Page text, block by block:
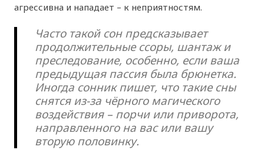
агрессивна и нападает – к неприятностям.
Часто такой сон предсказывает
продолжительные ссоры, шантаж и
преследование, особенно, если ваша
предыдущая пассия была брюнетка.
Иногда сонник пишет, что такие сны
снятся из-за чёрного магического
воздействия – порчи или приворота,
направленного на вас или вашу
вторую половинку.